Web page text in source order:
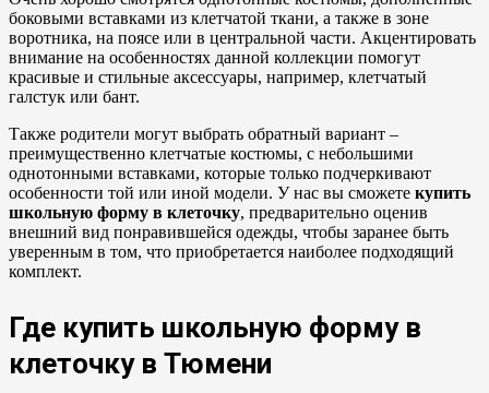
боковыми вставками из клетчатой ткани, а также в зоне
воротника, на поясе или в центральной части. Акцентировать
внимание на особенностях данной коллекции помогут
красивые и стильные аксессуары, например, клетчатый
галстук или бант.
Также родители могут выбрать обратный вариант –
преимущественно клетчатые костюмы, с небольшими
однотонными вставками, которые только подчеркивают
особенности той или иной модели. У нас вы сможете купить
школьную форму в клеточку, предварительно оценив
внешний вид понравившейся одежды, чтобы заранее быть
уверенным в том, что приобретается наиболее подходящий
комплект.
Где купить школьную форму в
клеточку в Тюмени